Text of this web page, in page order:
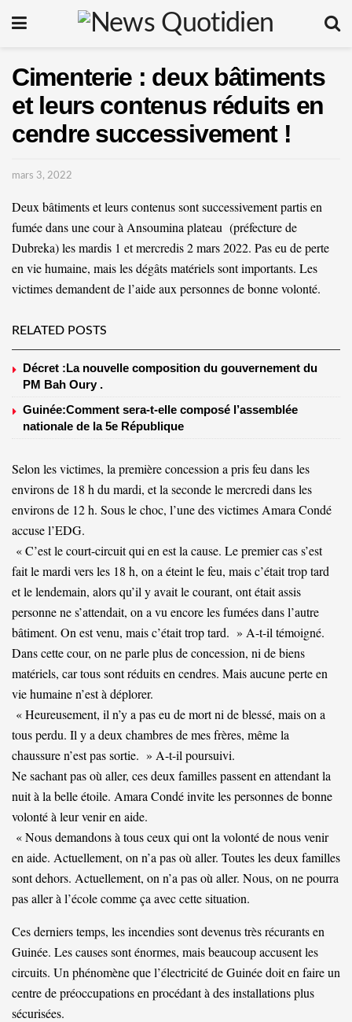
Cimenterie : deux bâtiments
et leurs contenus réduits en
cendre successivement !
mars 3, 2022
Deux bâtiments et leurs contenus sont successivement partis en
fumée dans une cour à Ansoumina plateau (préfecture de
Dubreka) les mardis 1 et mercredis 2 mars 2022. Pas eu de perte
en vie humaine, mais les dégâts matériels sont importants. Les
victimes demandent de l’aide aux personnes de bonne volonté.
RELATED POSTS
Décret :La nouvelle composition du gouvernement du
PM Bah Oury .
Guinée:Comment sera-t-elle composé l’assemblée
nationale de la 5e République
Selon les victimes, la première concession a pris feu dans les
environs de 18 h du mardi, et la seconde le mercredi dans les
environs de 12 h. Sous le choc, l’une des victimes Amara Condé
accuse l’EDG.
« C’est le court-circuit qui en est la cause. Le premier cas s’est
fait le mardi vers les 18 h, on a éteint le feu, mais c’était trop tard
et le lendemain, alors qu’il y avait le courant, ont était assis
personne ne s’attendait, on a vu encore les fumées dans l’autre
bâtiment. On est venu, mais c’était trop tard. » A-t-il témoigné.
Dans cette cour, on ne parle plus de concession, ni de biens
matériels, car tous sont réduits en cendres. Mais aucune perte en
vie humaine n’est à déplorer.
« Heureusement, il n’y a pas eu de mort ni de blessé, mais on a
tous perdu. Il y a deux chambres de mes frères, même la
chaussure n’est pas sortie. » A-t-il poursuivi.
Ne sachant pas où aller, ces deux familles passent en attendant la
nuit à la belle étoile. Amara Condé invite les personnes de bonne
volonté à leur venir en aide.
« Nous demandons à tous ceux qui ont la volonté de nous venir
en aide. Actuellement, on n’a pas où aller. Toutes les deux familles
sont dehors. Actuellement, on n’a pas où aller. Nous, on ne pourra
pas aller à l’école comme ça avec cette situation.
Ces derniers temps, les incendies sont devenus très récurants en
Guinée. Les causes sont énormes, mais beaucoup accusent les
circuits. Un phénomène que l’électricité de Guinée doit en faire un
centre de préoccupations en procédant à des installations plus
sécurisées.